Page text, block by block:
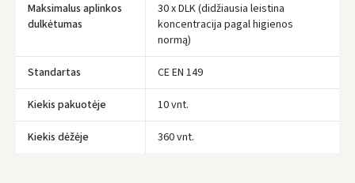
Maksimalus aplinkos
dulkėtumas
30 x DLK (didžiausia leistina
koncentracija pagal higienos
normą)
Standartas CE EN 149
Kiekis pakuotėje 10 vnt.
Kiekis dėžėje 360 vnt.
Įvertinimas: